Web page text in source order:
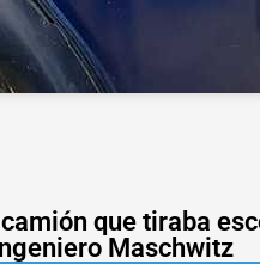
que tiraba
Maschwitz